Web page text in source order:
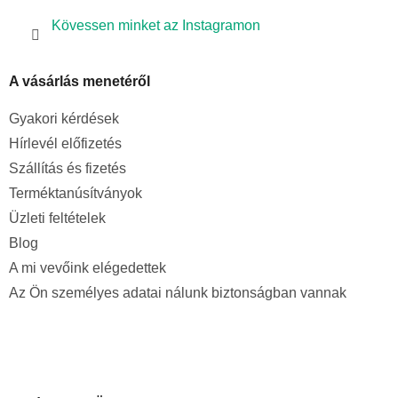
Kövessen minket az Instagramon
A vásárlás menetéről
Gyakori kérdések
Hírlevél előfizetés
Szállítás és fizetés
Terméktanúsítványok
Üzleti feltételek
Blog
A mi vevőink elégedettek
Az Ön személyes adatai nálunk biztonságban vannak